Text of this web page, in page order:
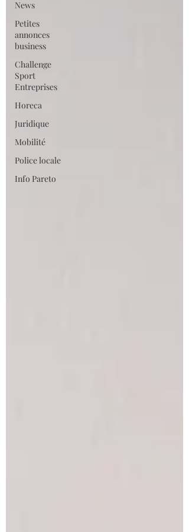
News
Petites
annonces
business
Challenge
Sport
Entreprises
Horeca
Juridique
Mobilité
Police locale
Info Pareto